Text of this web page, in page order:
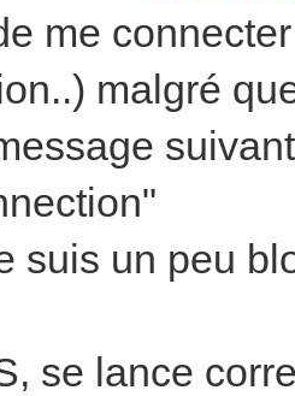
me
malgré
suis un peu
se lance